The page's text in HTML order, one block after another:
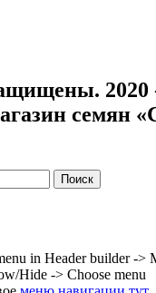
2020
семян
Поиск
in Header builder ->
Hide -> Choose menu